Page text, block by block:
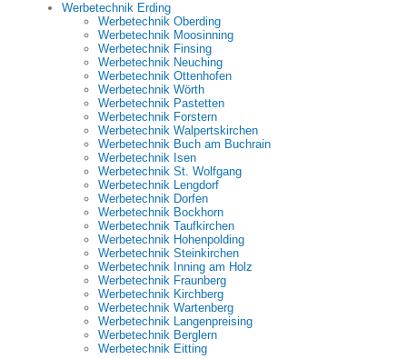
Werbetechnik Erding
Werbetechnik Oberding
Werbetechnik Moosinning
Werbetechnik Finsing
Werbetechnik Neuching
Werbetechnik Ottenhofen
Werbetechnik Wörth
Werbetechnik Pastetten
Werbetechnik Forstern
Werbetechnik Walpertskirchen
Werbetechnik Buch am Buchrain
Werbetechnik Isen
Werbetechnik St. Wolfgang
Werbetechnik Lengdorf
Werbetechnik Dorfen
Werbetechnik Bockhorn
Werbetechnik Taufkirchen
Werbetechnik Hohenpolding
Werbetechnik Steinkirchen
Werbetechnik Inning am Holz
Werbetechnik Fraunberg
Werbetechnik Kirchberg
Werbetechnik Wartenberg
Werbetechnik Langenpreising
Werbetechnik Berglern
Werbetechnik Eitting